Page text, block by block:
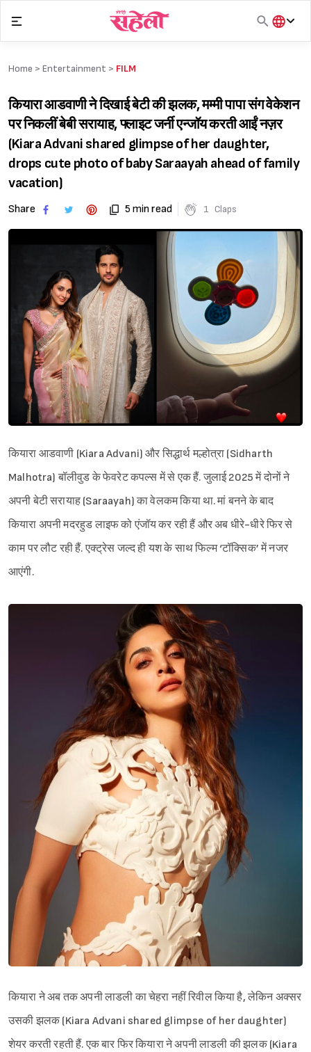
content
हिंदी
Home > Entertainment > FILM
कियारा आडवाणी ने दिखाई बेटी की झलक, मम्मी पापा संग वेकेशन
पर निकलीं बेबी सरायाह, फ्लाइट जर्नी एन्जॉय करती आईं नज़र
(Kiara Advani shared glimpse of her daughter,
drops cute photo of baby Saraayah ahead of family
vacation)
Share 5 min read 1 Claps
कियारा आडवाणी (Kiara Advani) और सिद्धार्थ मल्होत्रा (Sidharth
Malhotra) बॉलीवुड के फेवरेट कपल्स में से एक हैं. जुलाई 2025 में दोनों ने
अपनी बेटी सरायाह (Saraayah) का वेलकम किया था. मां बनने के बाद
कियारा अपनी मदरहुड लाइफ को एंजॉय कर रही हैं और अब धीरे-धीरे फिर से
काम पर लौट रही हैं. एक्ट्रेस जल्द ही यश के साथ फिल्म ‘टॉक्सिक’ में नजर
आएंगी.
कियारा ने अब तक अपनी लाडली का चेहरा नहीं रिवील किया है, लेकिन अक्सर
उसकी झलक (Kiara Advani shared glimpse of her daughter)
शेयर करती रहती हैं. एक बार फिर कियारा ने अपनी लाडली की झलक (Kiara